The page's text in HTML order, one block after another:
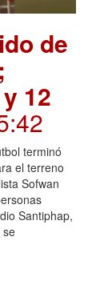
de
12
terminó
el terreno
Sofwan
Santiphap,
se